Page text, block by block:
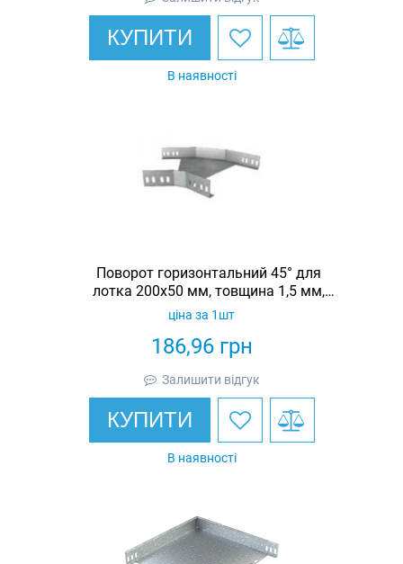
КУПИТИ
В наявності
Поворот горизонтальний 45° для
лотка 200х50 мм, товщина 1,5 мм,
гарячеоцинкований, Eurotray
186,96грн
ціна за 1шт
Залишити відгук
КУПИТИ
В наявності